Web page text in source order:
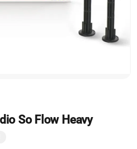
So Flow Heavy